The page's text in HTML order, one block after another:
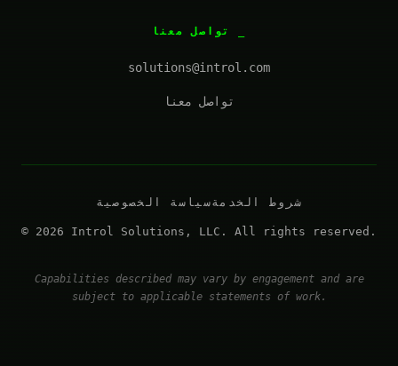
solutions@introl.com
تواصل معنا
سياسة الخصوصيةشروط الخدمة
© 2026 Introl Solutions, LLC. All rights reserved.
Capabilities described may vary by engagement and are
subject to applicable statements of work.